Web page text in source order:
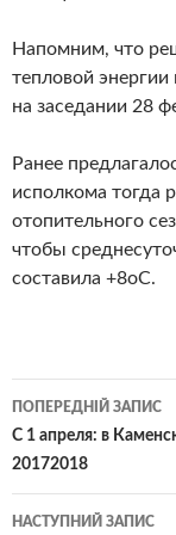
Напомним, что
тепловой
на заседании 28
Ранее
исполкома тогда
отопительного
чтобы
составила +8оС.
Навігація
по
ПОПЕРЕДНІЙ ЗАПИС
С 1 апреля: в
20172018
НАСТУПНИЙ ЗАПИС